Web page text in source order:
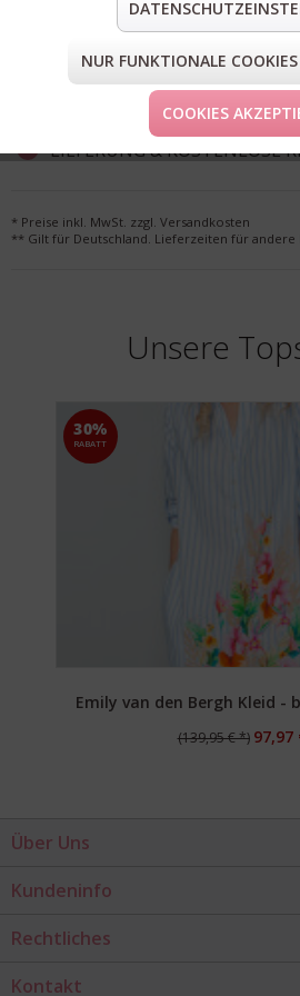
teilen
pin it
FORM & GRÖSSE
LIEFERUNG & KOSTENLOSE
* Preise inkl. MwSt. zzgl. Versandkosten
** Gilt für Deutschland. Lieferzeiten für andere
Unsere
30%
RABATT
Emily van den Bergh Kleid -
(139,95 € *) 97,97
Über Uns
Kundeninfo
Rechtliches
Kontakt
NUR FUNKTIONALE
COOKIES